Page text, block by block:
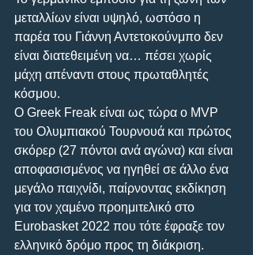
μεταλλίων είναι υψηλό, ωστόσο η
παρέα του Γιάννη Αντετοκούνμπο δεν
είναι διατεθειμένη να… πέσει χωρίς
μάχη απέναντι στους πρωταθλητές
κόσμου.
Ο Greek Freak είναι ως τώρα ο MVP
του Ολυμπιακού Τουρνουά και πρώτος
σκόρερ (27 πόντοι ανά αγώνα) και είναι
αποφασισμένος να ηγηθεί σε άλλο ένα
μεγάλο παιχνίδι, παίρνοντας εκδίκηση
για τον χαμένο προημιτελικό στο
Eurobasket 2022 που τότε έφραξε τον
ελληνικό δρόμο προς τη διάκριση.